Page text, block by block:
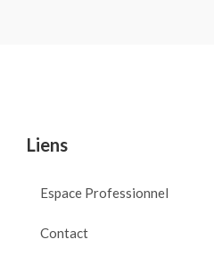
Liens
Espace Professionnel
Contact